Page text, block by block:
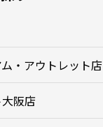
・アウトレット店
阪店